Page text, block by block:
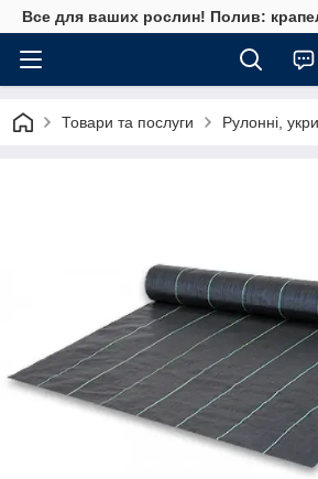
Все для ваших рослин! Полив:
Товари та послуги Рулонні,